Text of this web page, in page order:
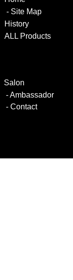
- Site Map
History
ALL Products
Salon
-Ambassador
- Contact